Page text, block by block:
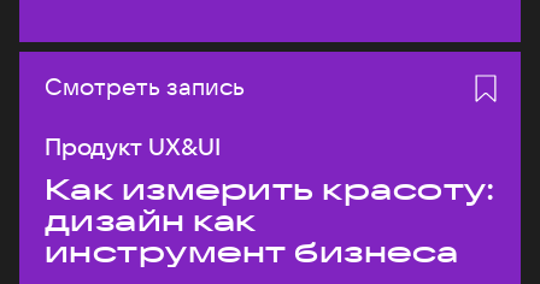
Смотреть запись
Продукт UX&UI
Как измерить красоту:
дизайн как
инструмент бизнеса